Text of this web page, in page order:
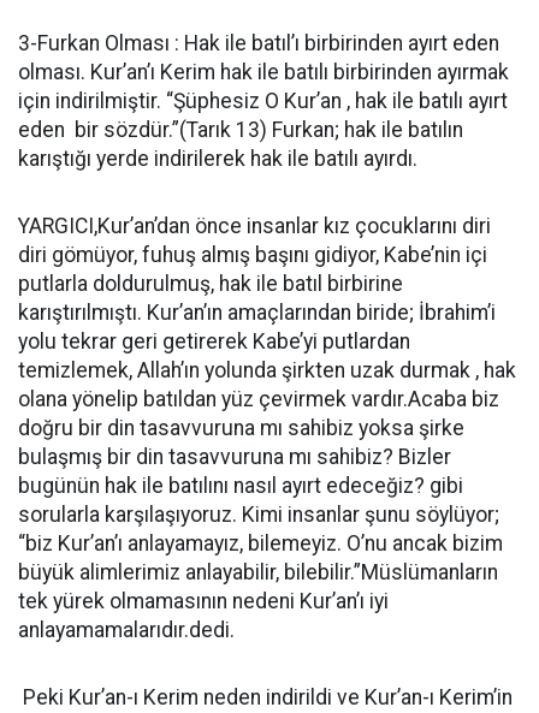
3-Furkan Olması : Hak ile batıl’ı birbirinden ayırt eden
olması. Kur’an’ı Kerim hak ile batılı birbirinden ayırmak
için indirilmiştir. “Şüphesiz O Kur’an , hak ile batılı ayırt
eden bir sözdür.”(Tarık 13) Furkan; hak ile batılın
karıştığı yerde indirilerek hak ile batılı ayırdı.
YARGICI,Kur’an’dan önce insanlar kız çocuklarını diri
diri gömüyor, fuhuş almış başını gidiyor, Kabe’nin içi
putlarla doldurulmuş, hak ile batıl birbirine
karıştırılmıştı. Kur’an’ın amaçlarından biride; İbrahim’i
yolu tekrar geri getirerek Kabe’yi putlardan
temizlemek, Allah’ın yolunda şirkten uzak durmak , hak
olana yönelip batıldan yüz çevirmek vardır.Acaba biz
doğru bir din tasavvuruna mı sahibiz yoksa şirke
bulaşmış bir din tasavvuruna mı sahibiz? Bizler
bugünün hak ile batılını nasıl ayırt edeceğiz? gibi
sorularla karşılaşıyoruz. Kimi insanlar şunu söylüyor;
“biz Kur’an’ı anlayamayız, bilemeyiz. O’nu ancak bizim
büyük alimlerimiz anlayabilir, bilebilir.”Müslümanların
tek yürek olmamasının nedeni Kur’an’ı iyi
anlayamamalarıdır.dedi.
Peki Kur’an-ı Kerim neden indirildi ve Kur’an-ı Kerim’in